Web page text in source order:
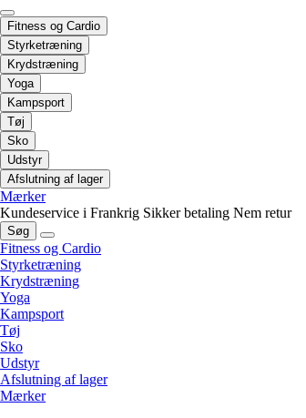
Fitness og Cardio
Styrketræning
Krydstræning
Yoga
Kampsport
Tøj
Sko
Udstyr
Afslutning af lager
Mærker
Kundeservice i Frankrig Sikker betaling Nem retur
Søg
Fitness og Cardio
Styrketræning
Krydstræning
Yoga
Kampsport
Tøj
Sko
Udstyr
Afslutning af lager
Mærker